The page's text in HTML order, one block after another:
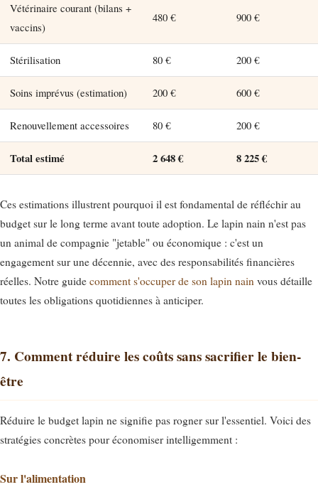
Vétérinaire courant (bilans +
vaccins)
480 € 900 €
Stérilisation 80 € 200 €
Soins imprévus (estimation) 200 € 600 €
Renouvellement accessoires 80 € 200 €
Total estimé 2 648 € 8 225 €
Ces estimations illustrent pourquoi il est fondamental de réfléchir au
budget sur le long terme avant toute adoption. Le lapin nain n'est pas
un animal de compagnie "jetable" ou économique : c'est un
engagement sur une décennie, avec des responsabilités financières
réelles. Notre guide comment s'occuper de son lapin nain vous détaille
toutes les obligations quotidiennes à anticiper.
7. Comment réduire les coûts sans sacrifier le bien-
être
Réduire le budget lapin ne signifie pas rogner sur l'essentiel. Voici des
stratégies concrètes pour économiser intelligemment :
Sur l'alimentation